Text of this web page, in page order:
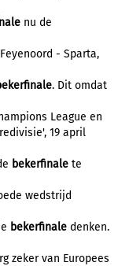
nu de
- Sparta,
. Dit omdat
League en
19 april
bekerfinale te
wedstrijd
bekerfinale denken.
zeker van Europees